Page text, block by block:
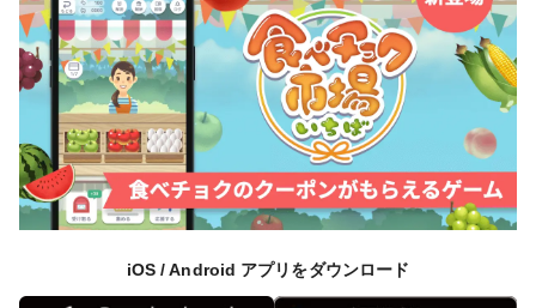
iOS / Android アプリをダウンロード